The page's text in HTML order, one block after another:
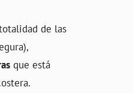
de las
que está